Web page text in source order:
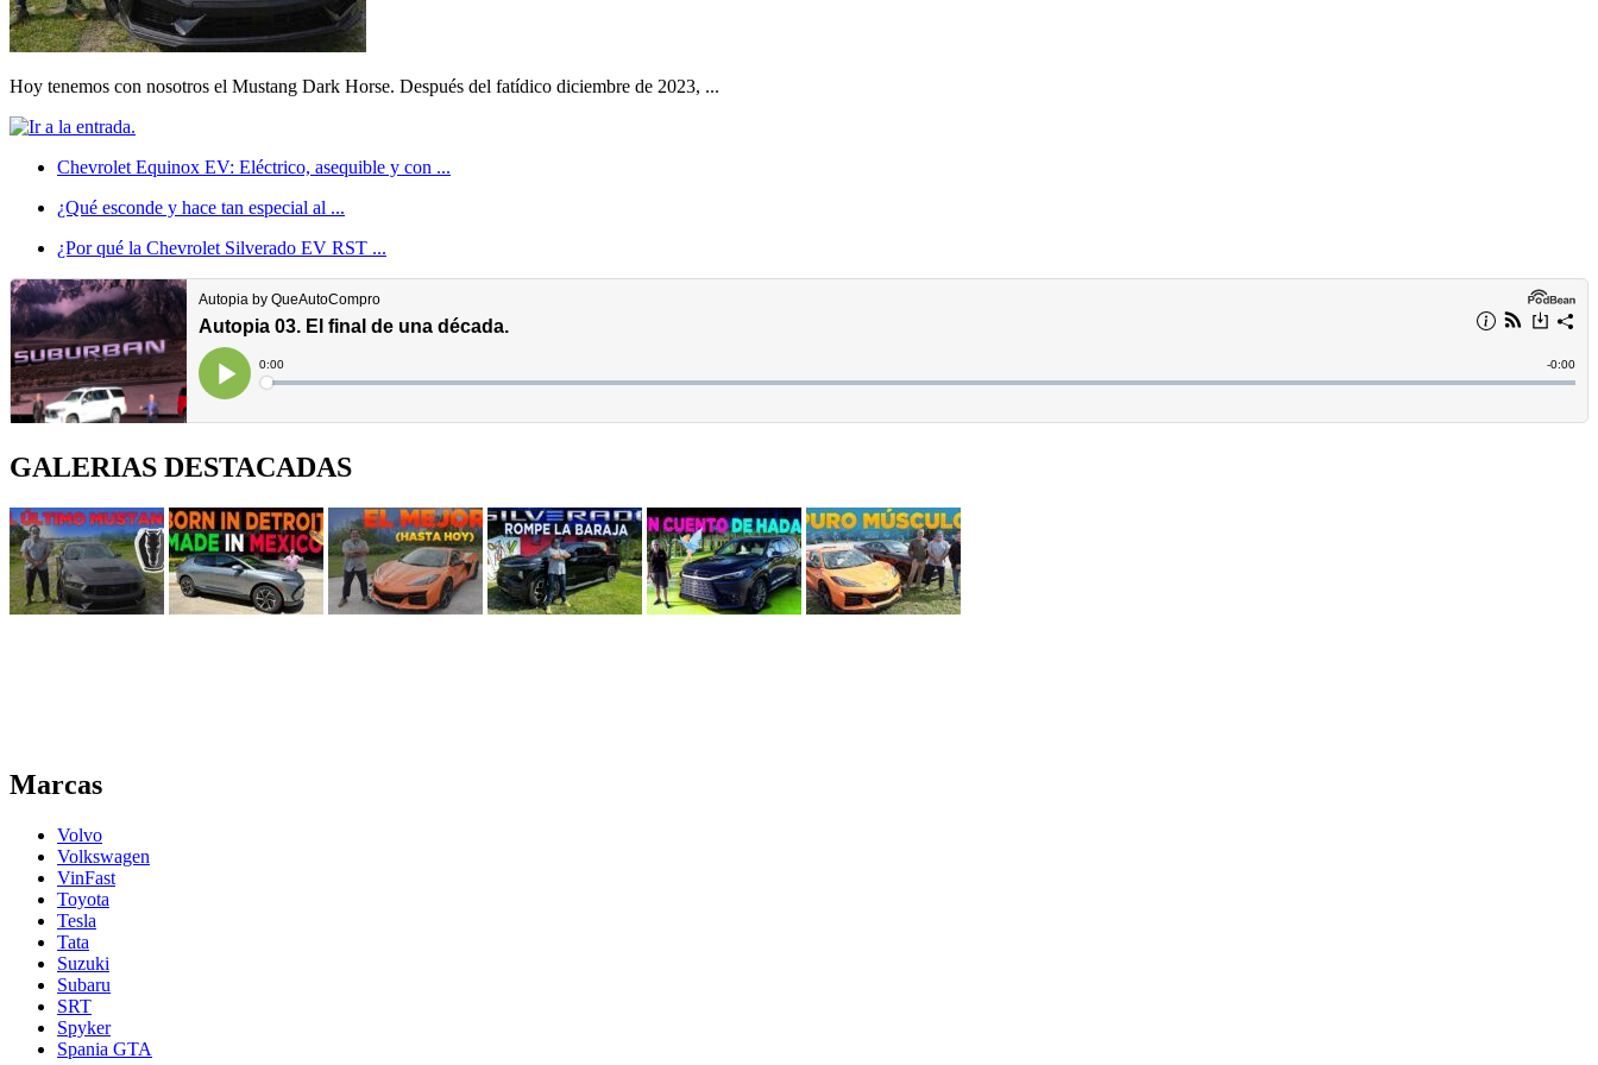
Hoy tenemos con nosotros el Mustang Dark Horse. Después del fatídico diciembre de 2023, ...
Chevrolet Equinox EV: Eléctrico, asequible y con ...
¿Qué esconde y hace tan especial al ...
¿Por qué la Chevrolet Silverado EV RST ...
GALERIAS DESTACADAS
Marcas
Volvo
Volkswagen
VinFast
Toyota
Tesla
Tata
Suzuki
Subaru
SRT
Spyker
Spania GTA